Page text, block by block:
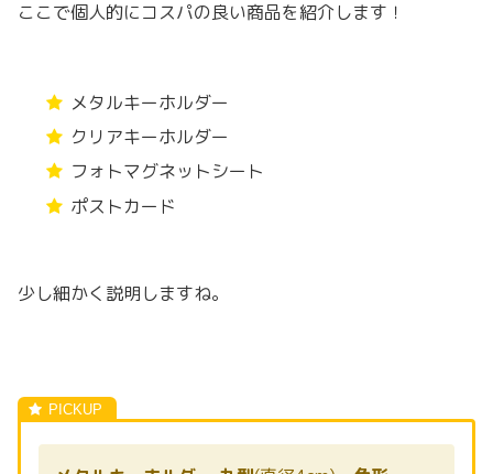
ここで個人的にコスパの良い商品を紹介します！
メタルキーホルダー
クリアキーホルダー
フォトマグネットシート
ポストカード
少し細かく説明しますね。